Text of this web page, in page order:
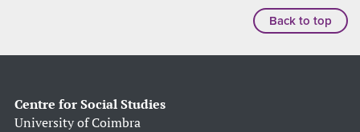
Back to top
Centre for Social Studies
University of Coimbra